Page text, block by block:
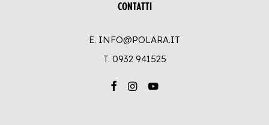
CONTATTI
E. INFO@POLARA.IT
T. 0932 941525